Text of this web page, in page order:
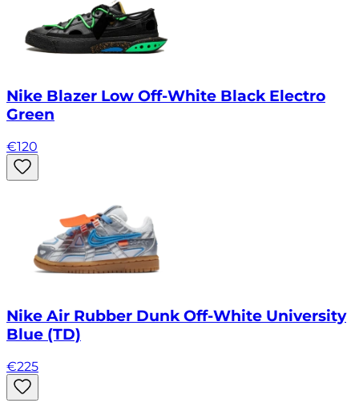
Nike Blazer Low Off-White Black Electro
Green
€120
Nike Air Rubber Dunk Off-White University
Blue (TD)
€225